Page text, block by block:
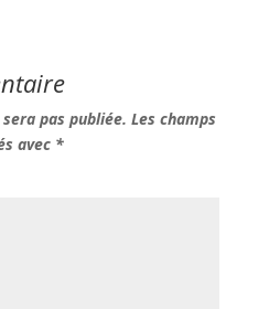
pas publiée. Les champs
avec *